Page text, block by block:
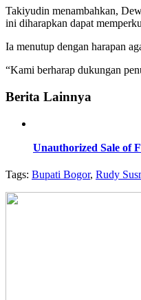
Takiyudin menambahkan,
ini diharapkan dapat
Ia menutup dengan harapan
“Kami berharap dukungan
Berita Lainnya
Unauthorized Sale of
Tags: Bupati Bogor, Rudy